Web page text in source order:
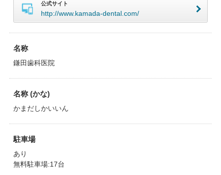
公式サイト
http://www.kamada-dental.com/
名称
鎌田歯科医院
名称 (かな)
かまだしかいいん
駐車場
あり
無料駐車場:17台